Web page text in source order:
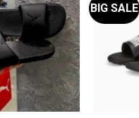
BIG SALE